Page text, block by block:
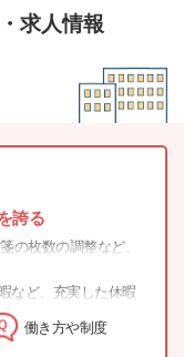
求人情報
誇る
の枚数の調整など、
など、充実した休暇
女問わず長く勤めて
す。
働き方や制度